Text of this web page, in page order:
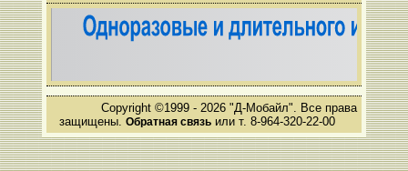
Copyright ©1999 - 2026 "Д-Мобайл". Все права
защищены. Обратная связьили т. 8-964-320-22-00